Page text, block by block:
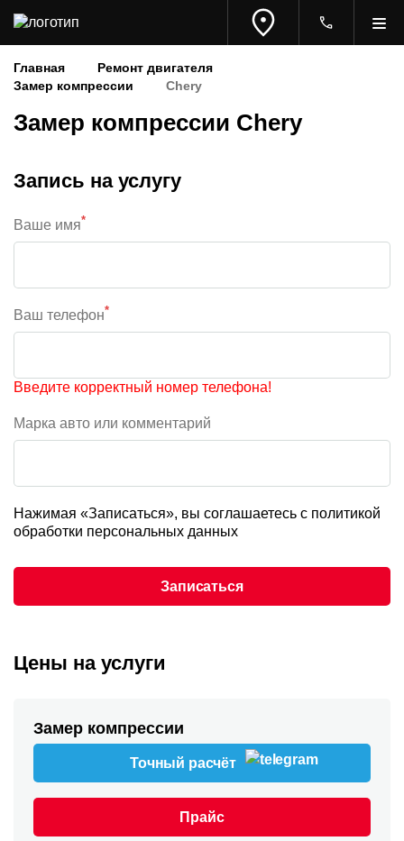
Главная
Ремонт двигателя
Замер компрессии
Chery
Замер компрессии Chery
Запись на услугу
Ваше имя*
Ваш телефон*
Введите корректный номер телефона!
Марка авто или комментарий
Нажимая «Записаться», вы соглашаетесь с политикой
обработки персональных данных
Записаться
Цены на услуги
Замер компрессии
Точный расчёт
Прайс